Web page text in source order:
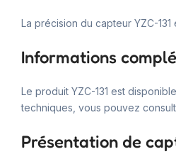
La précision du capteur YZC-
Informations
Le produit YZC-131 est
techniques, vous pouvez
Présentation de